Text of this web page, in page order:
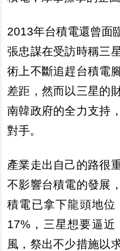
2013年台積電還曾面
張忠謀在受訪時稱三
術上不斷追趕台積電
差距，然而以三星的
南韓政府的全力支持
對手。
產業走出自己的路很
不影響台積電的發展
積電已拿下龍頭地
17%，三星想要逼
風，祭出不少措施以